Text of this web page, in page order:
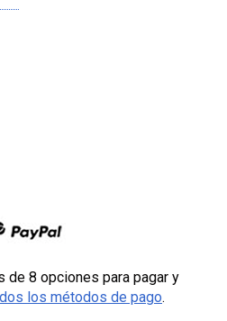
de 8 opciones para pagar y
los métodos de pago.